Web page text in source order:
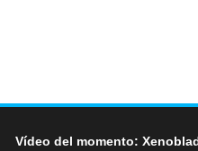
Vídeo del momento: